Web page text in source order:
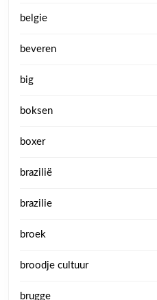
belgie
beveren
big
boksen
boxer
brazilië
brazilie
broek
broodje cultuur
brugge